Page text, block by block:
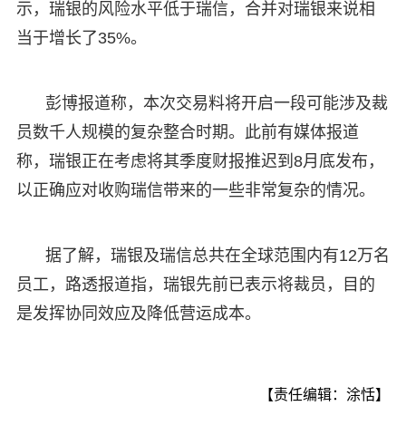
示，瑞银的风险水平低于瑞信，合并对瑞银来说相
当于增长了35%。
彭博报道称，本次交易料将开启一段可能涉及裁
员数千人规模的复杂整合时期。此前有媒体报道
称，瑞银正在考虑将其季度财报推迟到8月底发布，
以正确应对收购瑞信带来的一些非常复杂的情况。
据了解，瑞银及瑞信总共在全球范围内有12万名
员工，路透报道指，瑞银先前已表示将裁员，目的
是发挥协同效应及降低营运成本。
【责任编辑：涂恬】